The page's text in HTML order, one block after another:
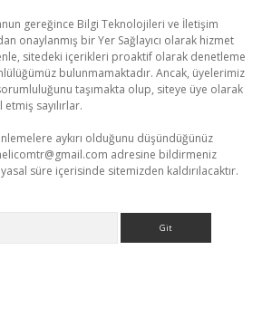
gereğince Bilgi Teknolojileri ve İletişim
onaylanmış bir Yer Sağlayıcı olarak hizmet
sitedeki içerikleri proaktif olarak denetleme
bulunmamaktadır. Ancak, üyelerimiz
taşımakta olup, siteye üye olarak
sayılırlar.
aykırı olduğunu düşündüğünüz
adresine bildirmeniz
süre içerisinde sitemizden kaldırılacaktır.